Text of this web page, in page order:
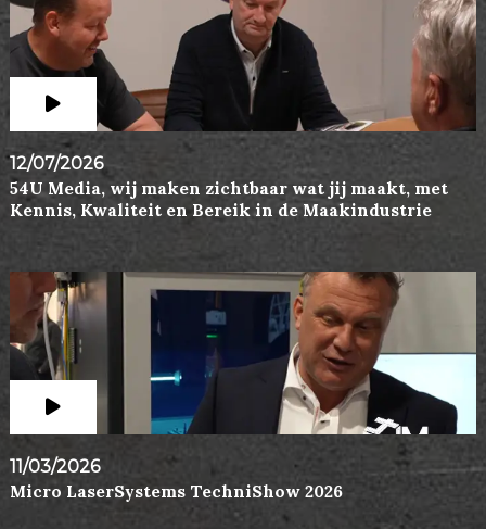
12/07/2026
54U Media, wij maken zichtbaar wat jij maakt, met
Kennis, Kwaliteit en Bereik in de Maakindustrie
11/03/2026
Micro LaserSystems TechniShow 2026